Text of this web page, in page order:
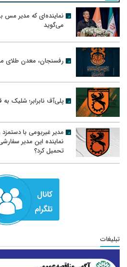
نماینده‌ای که مدیر مس
می‌گوید
رفسنجان، معدن طلای
پلی‌آف نابرابر؛ شلیک
نماینده این مدیر
تحمیل کرد؟
تبلیغات